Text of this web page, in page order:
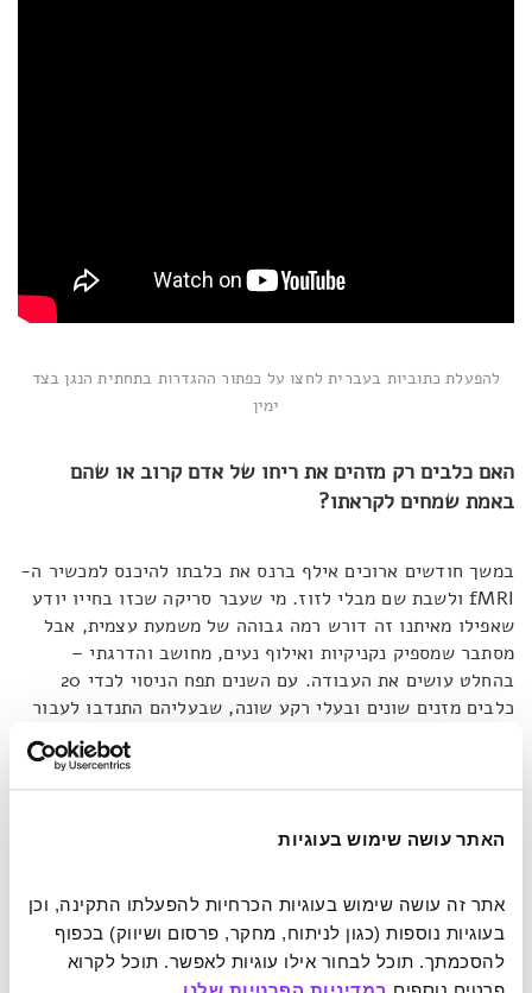
האתר עושה שימוש בעוגיות
להפעלת כתוביות בעברית לחצו על כפתור ההגדרות בתחתית הנגן בצד
ימין
האם כלבים רק מזהים את ריחו של אדם קרוב או שהם
באמת שמחים לקראתו?
במשך חודשים ארוכים אילף ברנס את כלבתו להיכנס למכשיר ה-
fMRI ולשבת שם מבלי לזוז. מי שעבר סריקה שכזו בחייו יודע
שאפילו מאיתנו זה דורש רמה גבוהה של משמעת עצמית, אבל
מסתבר שמספיק נקניקיות ואילוף נעים, מחושב והדרגתי –
בהחלט עושים את העבודה. עם השנים תפח הניסוי לכדי 20
כלבים מזנים שונים ובעלי רקע שונה, שבעליהם התנדבו לעבור
איתם את אותו תהליך ולגלות, במובן מסוים, מה הם באמת
ברנס התמקד במערכת הגמול במוחם של הכלבים. מדובר במספר
החיים להישרדות. בין הגירויים השכיחים נמנים מין, מזון, יחסים
חברתיים או רווח כספי. מעבר להנחה הראשונית כי מזון מפעיל
את אותה מערכת אצל כלבים, מה שמתחבר לניסויים שערך